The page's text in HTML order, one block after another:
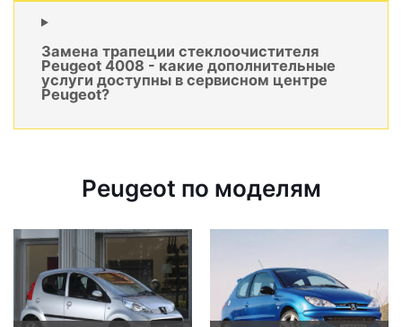
Замена трапеции стеклоочистителя
Peugeot 4008 - какие дополнительные
услуги доступны в сервисном центре
Peugeot?
Peugeot по моделям